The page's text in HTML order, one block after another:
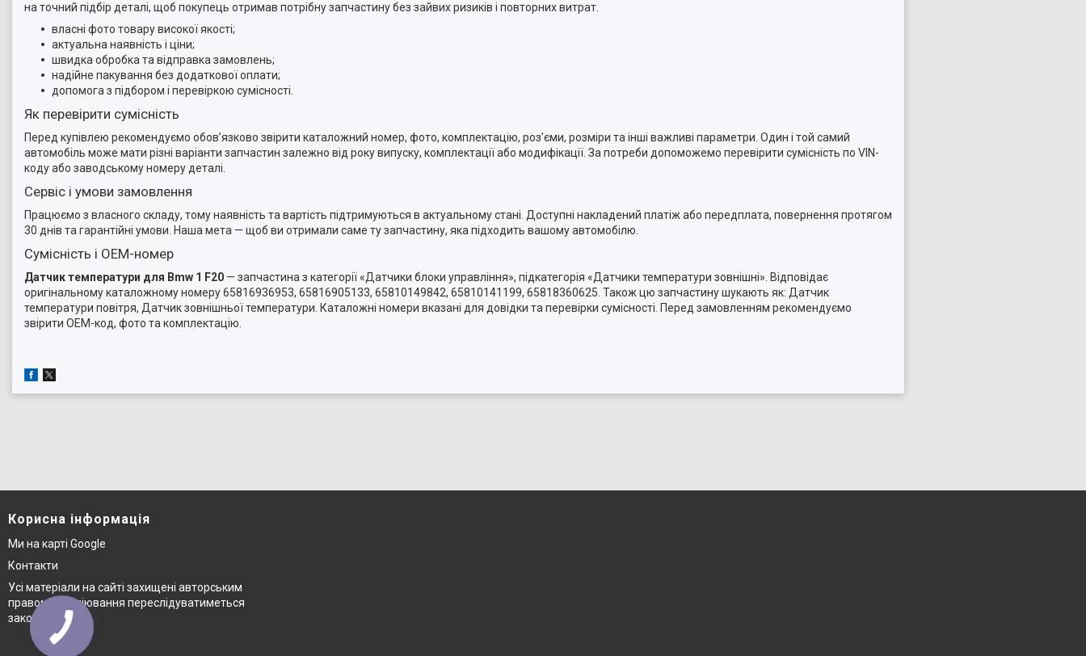
на точний підбір деталі, щоб покупець отримав потрібну запчастину без зайвих ризиків і повторних витрат.
власні фото товару високої якості;
актуальна наявність і ціни;
швидка обробка та відправка замовлень;
надійне пакування без додаткової оплати;
допомога з підбором і перевіркою сумісності.
Як перевірити сумісність
Перед купівлею рекомендуємо обов’язково звірити каталожний номер, фото, комплектацію, роз’єми, розміри та інші важливі параметри. Один і той самий
автомобіль може мати різні варіанти запчастин залежно від року випуску, комплектації або модифікації. За потреби допоможемо перевірити сумісність по VIN-
коду або заводському номеру деталі.
Сервіс і умови замовлення
Працюємо з власного складу, тому наявність та вартість підтримуються в актуальному стані. Доступні накладений платіж або передплата, повернення протягом
30 днів та гарантійні умови. Наша мета — щоб ви отримали саме ту запчастину, яка підходить вашому автомобілю.
Сумісність і OEM-номер
Датчик температури для Bmw 1 F20 — запчастина з категорії «Датчики блоки управління», підкатегорія «Датчики температури зовнішні». Відповідає
оригінальному каталожному номеру 65816936953, 65816905133, 65810149842, 65810141199, 65818360625. Також цю запчастину шукають як: Датчик
температури повітря, Датчик зовнішньої температури. Каталожні номери вказані для довідки та перевірки сумісності. Перед замовленням рекомендуємо
звірити OEM-код, фото та комплектацію.
Корисна інформація
Ми на карті Google
Контакти
Усі матеріали на сайті захищені авторським
правом © копіювання переслідуватиметься
законом